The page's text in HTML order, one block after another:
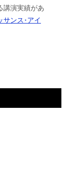
講演実績があ
サンス･アイ